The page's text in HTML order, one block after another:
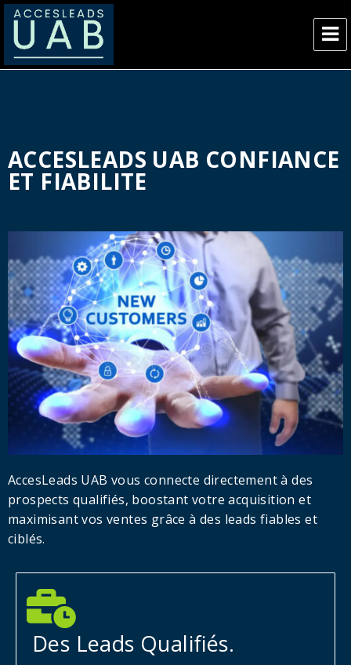
AccesLeads UAB
ACCESLEADS UAB CONFIANCE
ET FIABILITE
AccesLeads UAB vous connecte directement à des
prospects qualifiés, boostant votre acquisition et
maximisant vos ventes grâce à des leads fiables et
ciblés.
Des Leads Qualifiés.